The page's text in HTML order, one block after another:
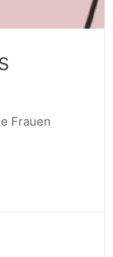
Frauen